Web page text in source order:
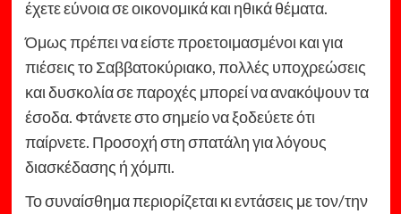
έχετε εύνοια σε οικονομικά και ηθικά θέματα.
Όμως πρέπει να είστε προετοιμασμένοι και για
πιέσεις το Σαββατοκύριακο, πολλές υποχρεώσεις
και δυσκολία σε παροχές μπορεί να ανακόψουν τα
έσοδα. Φτάνετε στο σημείο να ξοδεύετε ότι
παίρνετε. Προσοχή στη σπατάλη για λόγους
διασκέδασης ή χόμπι.
Το συναίσθημα περιορίζεται κι εντάσεις με τον/την